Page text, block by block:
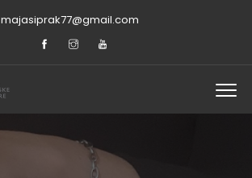
majasiprak77@gmail.com